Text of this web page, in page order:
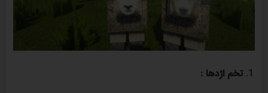
تخم اژدها :